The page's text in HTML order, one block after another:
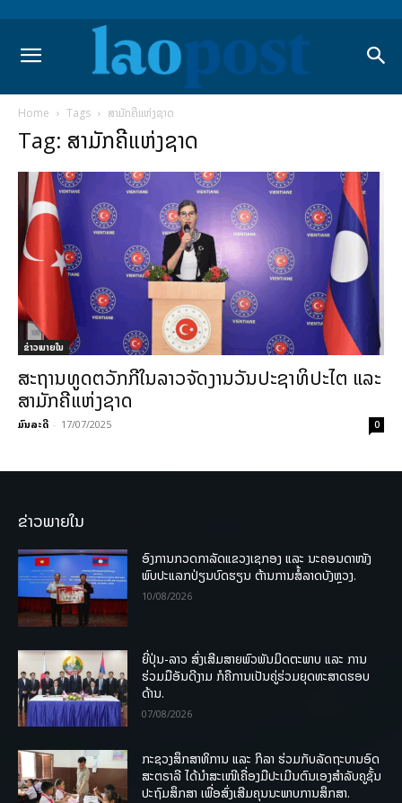
Home Tags ສາມັກຄີແຫ່ງຊາດ
Tag: ສາມັກຄີແຫ່ງຊາດ
ຂ່າວພາຍ​ໃນ
ສະຖານທູດຕວັກກີໃນລາວຈັດງານວັນປະຊາທິປະໄຕ ແລະ
ສາມັກຄີແຫ່ງຊາດ
ມົນລະດີ - 17/07/2025 0
ຂ່າວພາຍໃນ
ອົງການກວດກາລັດແຂວງເຊກອງ ແລະ ນະຄອນດາໜັງ
ພົບປະແລກປ່ຽນບົດຮຽນ ຕ້ານການສໍ້ລາດບັງຫຼວງ.
10/08/2026
ຍີ່ປຸ່ນ-ລາວ ສົ່ງເສີມສາຍພົວພັນມິດຕະພາບ ແລະ ການ
ຮ່ວມມືອັນດີງາມ ກໍຄືການເປັນຄູ່ຮ່ວມຍຸດທະສາດຮອບ
ດ້ານ.
07/08/2026
ກະຊວງສຶກສາທິການ ແລະ ກິລາ ຮ່ວມກັບລັດຖະບານອົດ
ສະຕຣາລີ ໄດ້ນຳສະເໜີເຄື່ອງມືປະເມີນຕົນເອງສຳລັບຄູຊັ້ນ
ປະຖົມສຶກສາ ເພື່ອສົ່ງເສີມຄຸນນະພາບການສຶກສາ.